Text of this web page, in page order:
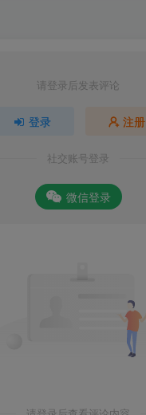
请登录后发表评论
登录 注册
社交账号登录
微信登录